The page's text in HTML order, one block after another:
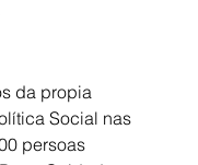
da propia
Social nas
persoas